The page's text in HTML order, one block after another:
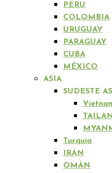
PERU
COLOMBIA
URUGUAY
PARAGUAY
CUBA
MÉXICO
ASIA
SUDESTE
Turquía
IRÁN
OMÁN